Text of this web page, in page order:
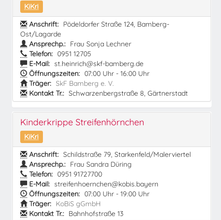
KiKri
Anschrift: Pödeldorfer Straße 124, Bamberg-
Ost/Lagarde
Ansprechp.: Frau Sonja Lechner
Telefon: 0951 12705
E-Mail: st.heinrich@skf-bamberg.de
Öffnungszeiten: 07:00 Uhr - 16:00 Uhr
Träger: SkF Bamberg e. V.
Kontakt Tr.: Schwarzenbergstraße 8, Gärtnerstadt
Kinderkrippe Streifenhörnchen
KiKri
Anschrift: Schildstraße 79, Starkenfeld/Malerviertel
Ansprechp.: Frau Sandra Düring
Telefon: 0951 91727700
E-Mail: streifenhoernchen@kobis.bayern
Öffnungszeiten: 07:00 Uhr - 19:00 Uhr
Träger: KoBiS gGmbH
Kontakt Tr.: Bahnhofstraße 13